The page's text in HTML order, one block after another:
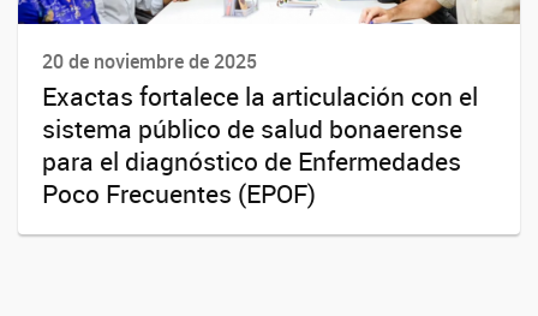
20 de noviembre de 2025
Exactas fortalece la articulación con el
sistema público de salud bonaerense
para el diagnóstico de Enfermedades
Poco Frecuentes (EPOF)